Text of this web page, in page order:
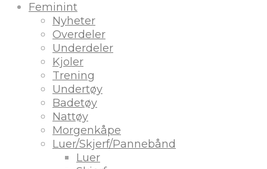
Feminint
Nyheter
Overdeler
Underdeler
Kjoler
Trening
Undertøy
Badetøy
Nattøy
Morgenkåpe
Luer/Skjerf/Pannebånd
Luer